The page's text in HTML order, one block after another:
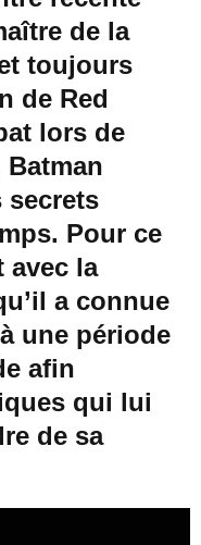
de la
toujours
de Red
lors de
Batman
secrets
Pour ce
avec la
a connue
une période
afin
qui lui
de sa